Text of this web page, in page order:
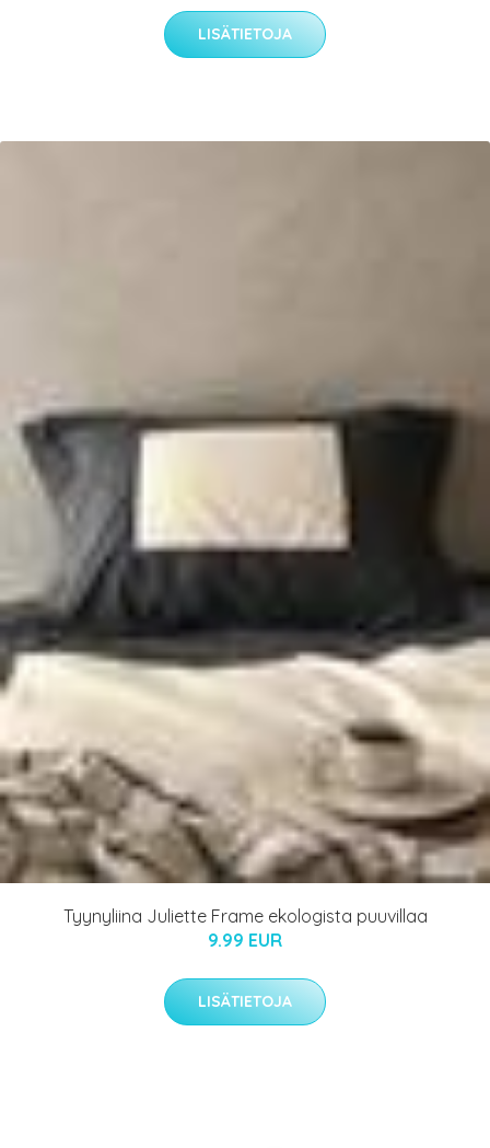
LISÄTIETOJA
Tyynyliina Juliette Frame ekologista puuvillaa
9.99 EUR
LISÄTIETOJA